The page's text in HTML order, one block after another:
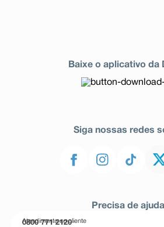
Baixe o aplicativo da
Siga nossas redes
Precisa de
Atendimento ao cliente
0800 771 2120